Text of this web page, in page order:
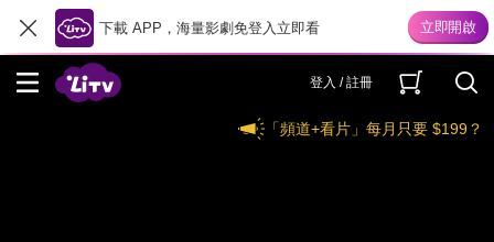
下載 APP，海量影劇免登入立即看
登入 / 註冊
「頻道+看片」每月只要 $199？